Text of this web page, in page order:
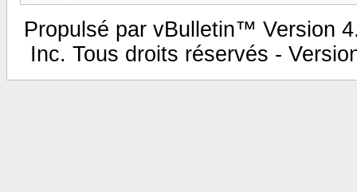
Propulsé par vBulletin™ Version
Inc. Tous droits réservés -